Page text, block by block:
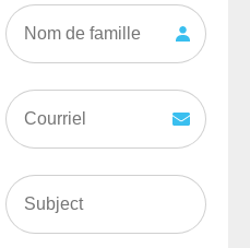
Nom
de
famille
Courriel
(Nécessaire)
Subject
(Nécessaire)